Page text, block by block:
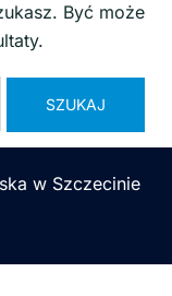
Być może
w Szczecinie